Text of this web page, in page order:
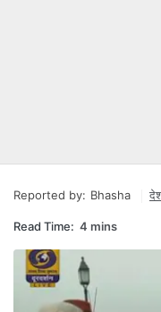
Reported by: Bhasha
Read Time: 4 mins